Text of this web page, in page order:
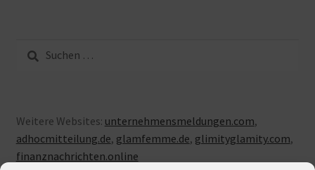
Suche
nach:
Weitere Websites: unternehmensmeldungen.com,
adhocmitteilung.de, glamfemme.de, glimityglamity.com,
finanznachrichten.online